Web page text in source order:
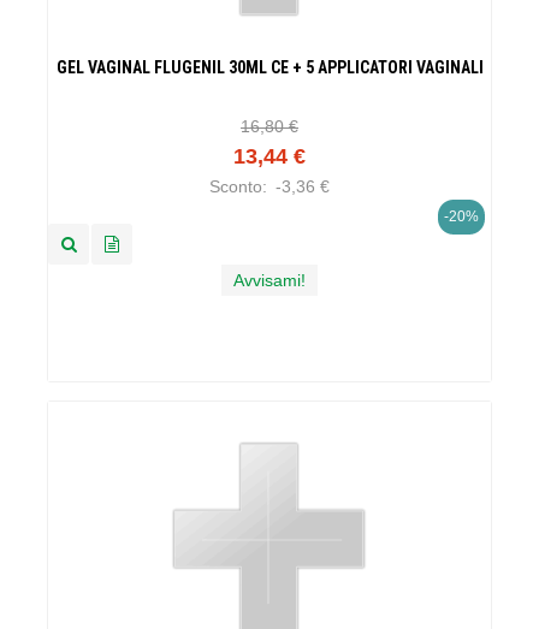
GEL VAGINAL FLUGENIL 30ML CE + 5 APPLICATORI VAGINALI
16,80 €
13,44 €
Sconto: -3,36 €
-20%
Avvisami!